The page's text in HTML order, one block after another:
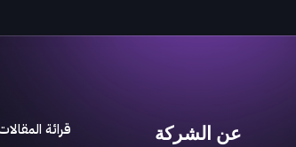
عن الشركة قرائة